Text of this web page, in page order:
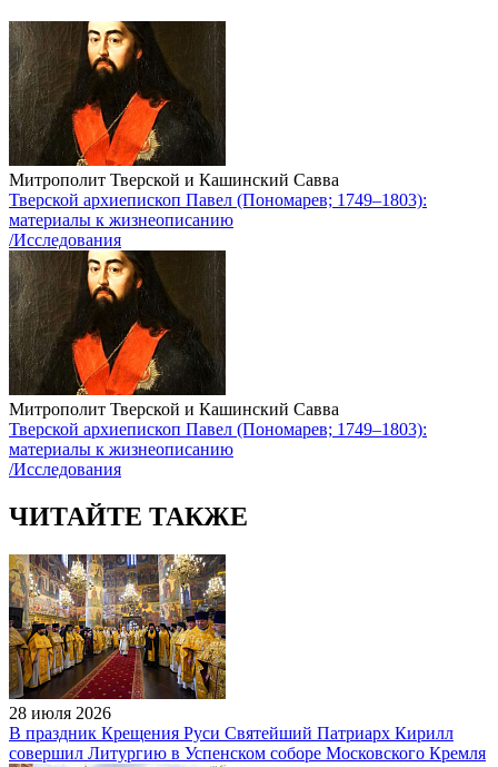
Митрополит Тверской и Кашинский Савва
Тверской архиепископ Павел (Пономарев; 1749–1803):
материалы к жизнеописанию
/Исследования
Митрополит Тверской и Кашинский Савва
Тверской архиепископ Павел (Пономарев; 1749–1803):
материалы к жизнеописанию
/Исследования
ЧИТАЙТЕ ТАКЖЕ
28 июля 2026
В праздник Крещения Руси Святейший Патриарх Кирилл
совершил Литургию в Успенском соборе Московского Кремля